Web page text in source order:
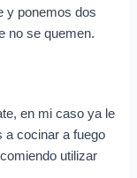
y ponemos dos
no se quemen.
en mi caso ya le
a cocinar a fuego
utilizar